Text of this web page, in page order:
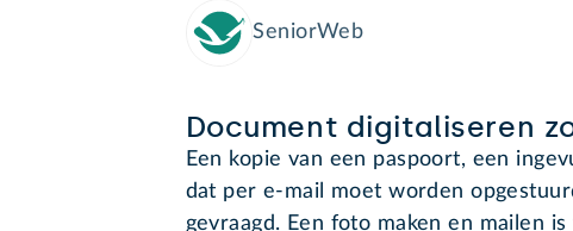
SeniorWeb
Document digitaliseren
Een kopie van een paspoort, een
dat per e-mail moet worden
gevraagd. Een foto maken en mailen is